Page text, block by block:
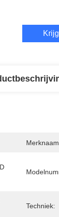
Merknaam
Techniek: